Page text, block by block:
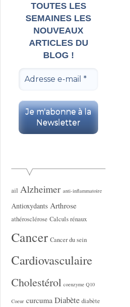
TOUTES LES
SEMAINES LES
NOUVEAUX
ARTICLES DU
BLOG !
ail Alzheimer anti-inflammatoire
Antioxydants Arthrose
athérosclérose Calculs rénaux
Cancer Cancer du sein
Cardiovasculaire
Cholestérol coenzyme Q10
Coeur curcuma Diabète diabète